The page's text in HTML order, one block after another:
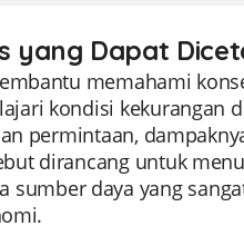
yang Dapat
memahami
kondisi kekurangan
permintaan,
dirancang untuk
sumber daya yang